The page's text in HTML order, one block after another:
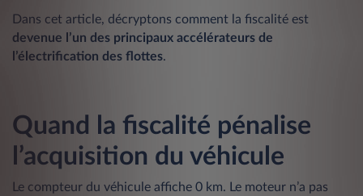
Dans cet article, décryptons comment la fiscalité est
devenue l’un des principaux accélérateurs de
l’électrification des flottes.
Quand la fiscalité pénalise
l’acquisition du véhicule
Le compteur du véhicule affiche 0 km. Le moteur n’a pas